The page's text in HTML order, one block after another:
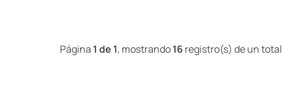
Página 1 de 1, mostrando16 registro(s) de un